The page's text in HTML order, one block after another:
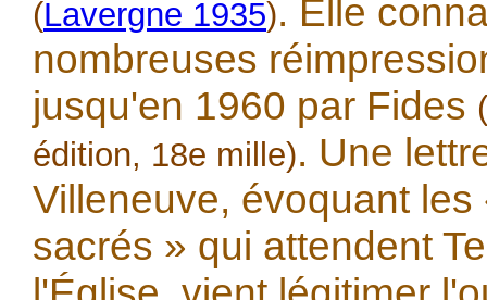
(Lavergne 1935). Elle
nombreuses
jusqu'en 1960 par Fides (
édition, 18e mille). Une
Villeneuve, évoquant les
sacrés » qui attendent